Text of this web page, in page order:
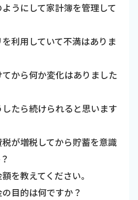
ようにして家計簿を管理して
を利用していて不満はありま
てから何か変化はありました
したら続けられると思います
税が増税してから貯蓄を意識
を教えてください。
目的は何ですか？